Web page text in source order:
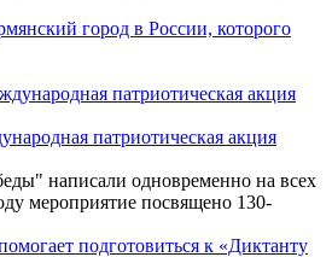
город в России, которого
патриотическая акция
написали одновременно на всех
мероприятие посвящено 130-